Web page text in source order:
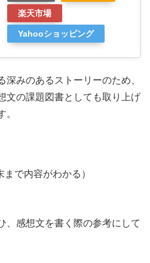
楽天市場
Yahooショッピング
深みのあるストーリーのため、
文の課題図書としても取り上げ
。
で内容がわかる）
、感想文を書く際の参考にして